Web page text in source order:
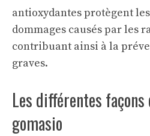
antioxydantes protègent
dommages causés par les
contribuant ainsi à la
graves.
Les différentes
gomasio